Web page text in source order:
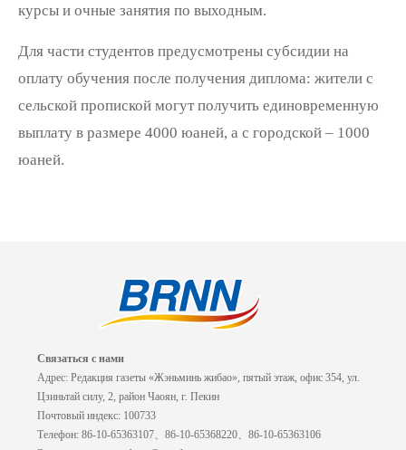
курсы и очные занятия по выходным.
Для части студентов предусмотрены субсидии на
оплату обучения после получения диплома: жители с
сельской пропиской могут получить единовременную
выплату в размере 4000 юаней, а с городской – 1000
юаней.
Связаться с нами
Адрес: Редакция газеты «Жэньминь жибао», пятый этаж, офис 354, ул.
Цзиньтай силу, 2, район Чаоян, г. Пекин
Почтовый индекс: 100733
Телефон: 86-10-65363107、86-10-65368220、86-10-65363106